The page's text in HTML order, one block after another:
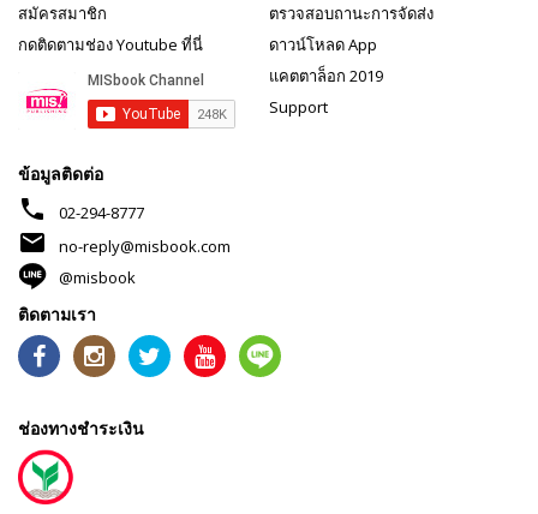
สมัครสมาชิก
กดติดตามช่อง Youtube ที่นี่
ตรวจสอบถานะการจัดส่ง
ดาวน์โหลด App
แคตตาล็อก 2019
Support
ข้อมูลติดต่อ
phone 02-294-8777
mail
no-reply@misbook.com
@misbook
ติดตามเรา
ช่องทางชำระเงิน